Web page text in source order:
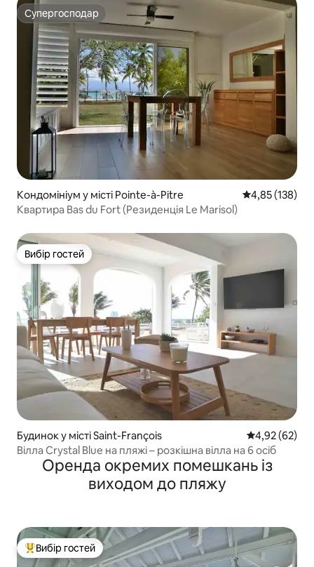
Супергосподар
Супергосподар
Кондомініум у місті Pointe-à-Pitre Середня
4,85 (138)
Квартира Bas du Fort (Резиденція Le Marisol)
Вибір гостей
Вибір гостей
Будинок у місті Saint-François Середня
4,92 (62)
Вілла Crystal Blue на пляжі – розкішна вілла на 6 осіб
Оренда окремих помешкань із
виходом до пляжу
Топ вибір гостей
Вибір гостей